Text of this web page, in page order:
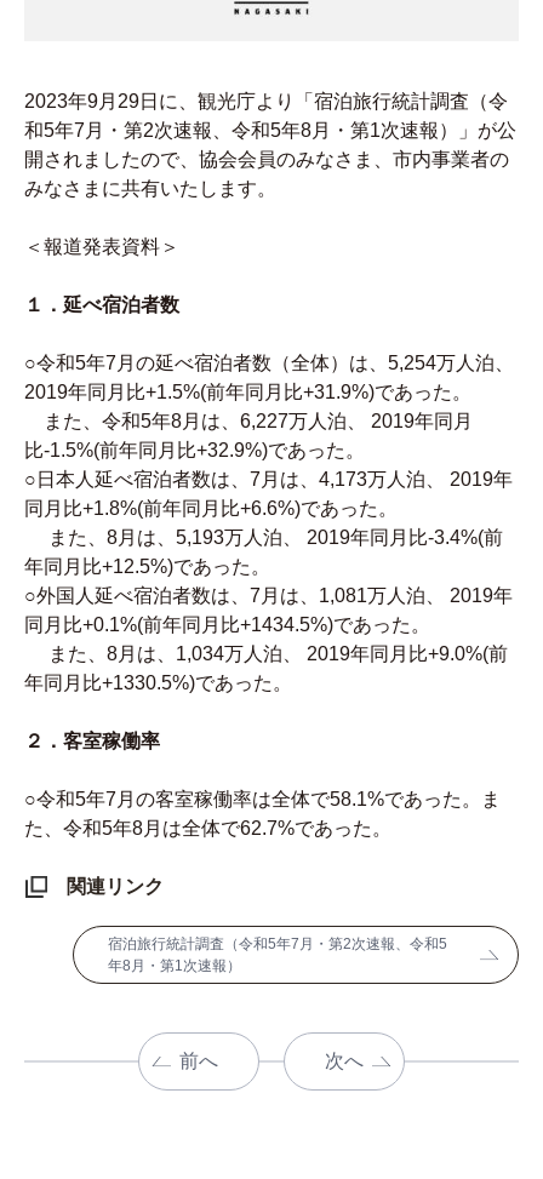
2023年9月29日に、観光庁より「宿泊旅行統計調査（令
和5年7月・第2次速報、令和5年8月・第1次速報）」が公
開されましたので、協会会員のみなさま、市内事業者の
みなさまに共有いたします。
＜報道発表資料＞
１．延べ宿泊者数
○令和5年7月の延べ宿泊者数（全体）は、5,254万人泊、
2019年同月比+1.5%(前年同月比+31.9%)であった。
また、令和5年8月は、6,227万人泊、 2019年同月
比-1.5%(前年同月比+32.9%)であった。
○日本人延べ宿泊者数は、7月は、4,173万人泊、 2019年
同月比+1.8%(前年同月比+6.6%)であった。
また、8月は、5,193万人泊、 2019年同月比-3.4%(前
年同月比+12.5%)であった。
○外国人延べ宿泊者数は、7月は、1,081万人泊、 2019年
同月比+0.1%(前年同月比+1434.5%)であった。
また、8月は、1,034万人泊、 2019年同月比+9.0%(前
年同月比+1330.5%)であった。
２．客室稼働率
○令和5年7月の客室稼働率は全体で58.1%であった。ま
た、令和5年8月は全体で62.7%であった。
関連リンク
宿泊旅行統計調査（令和5年7月・第2次速報、令和5
年8月・第1次速報）
前へ 次へ